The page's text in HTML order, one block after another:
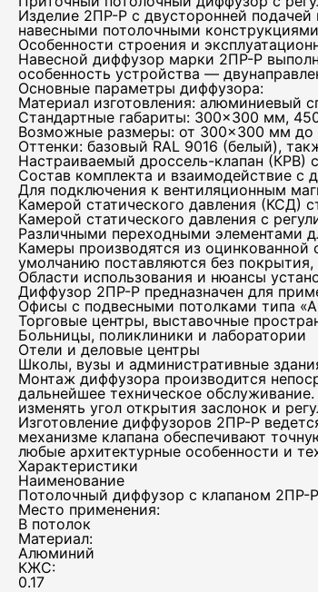
Изделие 2ПР-Р с двусторонней
навесными потолочными
Особенности строения и
Навесной диффузор марки 2ПР-Р
особенность устройства —
Основные параметры диффузора:
Материал изготовления: алюминиевый
Стандартные габариты: 300×300 мм,
Возможные размеры: от 300×300 мм
Оттенки: базовый RAL 9016 (белый),
Настраиваемый дроссель-клапан (КРВ)
Состав комплекта и взаимодействие с
Для подключения к вентиляционным
Камерой статического давления (КСД)
Камерой статического давления с
Различными переходными элементами
Камеры производятся из оцинкованной
умолчанию поставляются без
Области использования и нюансы
Диффузор 2ПР-Р предназначен для
Офисы с подвесными потолками типа
Торговые центры, выставочные
Больницы, поликлиники и лаборатории
Отели и деловые центры
Школы, вузы и административные
Монтаж диффузора производится
дальнейшее техническое
изменять угол открытия заслонок и
Изготовление диффузоров 2ПР-Р
механизме клапана обеспечивают
любые архитектурные особенности и
Характеристики
Наименование
Потолочный диффузор с клапаном 2ПР-Р
Место применения:
В потолок
Материал:
Алюминий
КЖС:
0.17